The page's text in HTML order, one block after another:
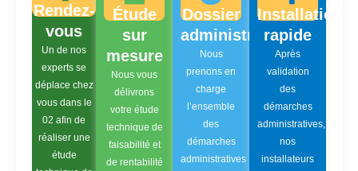
Rendez-
vous
Un de nos
experts se
déplace chez
vous dans le
02 afin de
réaliser une
étude
Étude
sur
mesure
Nous vous
délivrons
votre étude
technique de
faisabilité et
de rentabilité
Dossier
administratif
Nous
prenons en
charge
l’ensemble
des
démarches
administratives
Installation
rapide
Après
validation
des
démarches
administratives,
nos
installateurs